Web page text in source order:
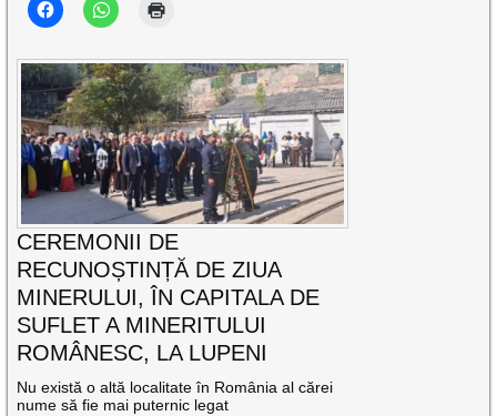
CEREMONII DE
RECUNOȘTINȚĂ DE ZIUA
MINERULUI, ÎN CAPITALA DE
SUFLET A MINERITULUI
ROMÂNESC, LA LUPENI
Nu există o altă localitate în România al cărei
nume să fie mai puternic legat